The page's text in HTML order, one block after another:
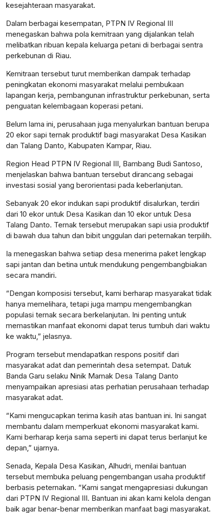
kesejahteraan masyarakat.
Dalam berbagai kesempatan, PTPN IV Regional III
menegaskan bahwa pola kemitraan yang dijalankan telah
melibatkan ribuan kepala keluarga petani di berbagai sentra
perkebunan di Riau.
Kemitraan tersebut turut memberikan dampak terhadap
peningkatan ekonomi masyarakat melalui pembukaan
lapangan kerja, pembangunan infrastruktur perkebunan, serta
penguatan kelembagaan koperasi petani.
Belum lama ini, perusahaan juga menyalurkan bantuan berupa
20 ekor sapi ternak produktif bagi masyarakat Desa Kasikan
dan Talang Danto, Kabupaten Kampar, Riau.
Region Head PTPN IV Regional III, Bambang Budi Santoso,
menjelaskan bahwa bantuan tersebut dirancang sebagai
investasi sosial yang berorientasi pada keberlanjutan.
Sebanyak 20 ekor indukan sapi produktif disalurkan, terdiri
dari 10 ekor untuk Desa Kasikan dan 10 ekor untuk Desa
Talang Danto. Ternak tersebut merupakan sapi usia produktif
di bawah dua tahun dan bibit unggulan dari peternakan terpilih.
Ia menegaskan bahwa setiap desa menerima paket lengkap
sapi jantan dan betina untuk mendukung pengembangbiakan
secara mandiri.
“Dengan komposisi tersebut, kami berharap masyarakat tidak
hanya memelihara, tetapi juga mampu mengembangkan
populasi ternak secara berkelanjutan. Ini penting untuk
memastikan manfaat ekonomi dapat terus tumbuh dari waktu
ke waktu,” jelasnya.
Program tersebut mendapatkan respons positif dari
masyarakat adat dan pemerintah desa setempat. Datuk
Banda Garu selaku Ninik Mamak Desa Talang Danto
menyampaikan apresiasi atas perhatian perusahaan terhadap
masyarakat adat.
“Kami mengucapkan terima kasih atas bantuan ini. Ini sangat
membantu dalam memperkuat ekonomi masyarakat kami.
Kami berharap kerja sama seperti ini dapat terus berlanjut ke
depan,” ujarnya.
Senada, Kepala Desa Kasikan, Alhudri, menilai bantuan
tersebut membuka peluang pengembangan usaha produktif
berbasis peternakan. “Kami sangat mengapresiasi dukungan
dari PTPN IV Regional III. Bantuan ini akan kami kelola dengan
baik agar benar-benar memberikan manfaat bagi masyarakat.